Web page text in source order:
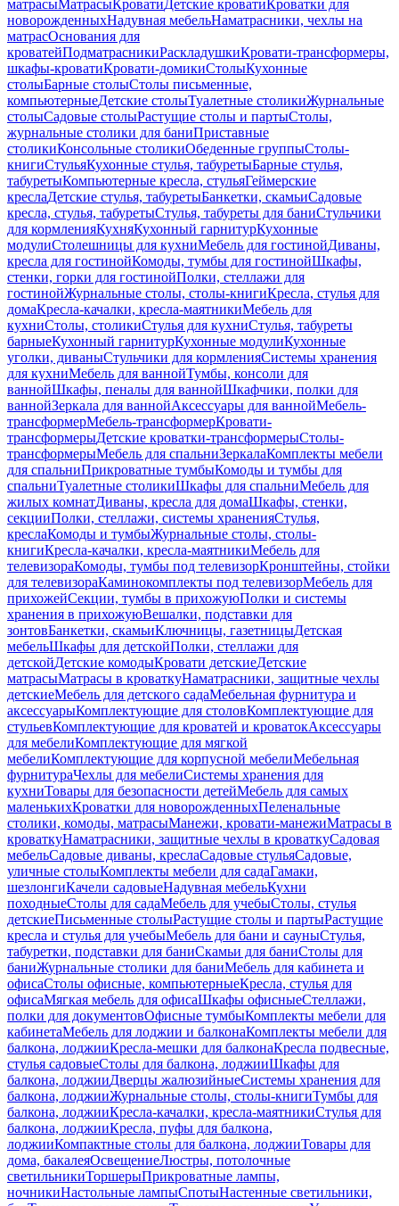
матрасыМатрасыКроватиДетские кроватиКроватки для
новорожденныхНадувная мебельНаматрасники, чехлы на
матрасОснования для
кроватейПодматрасникиРаскладушкиКровати-трансформеры,
шкафы-кроватиКровати-домикиСтолыКухонные
столыБарные столыСтолы письменные,
компьютерныеДетские столыТуалетные столикиЖурнальные
столыСадовые столыРастущие столы и партыСтолы,
журнальные столики для баниПриставные
столикиКонсольные столикиОбеденные группыСтолы-
книгиСтульяКухонные стулья, табуретыБарные стулья,
табуретыКомпьютерные кресла, стульяГеймерские
креслаДетские стулья, табуретыБанкетки, скамьиСадовые
кресла, стулья, табуретыСтулья, табуреты для баниСтульчики
для кормленияКухняКухонный гарнитурКухонные
модулиСтолешницы для кухниМебель для гостинойДиваны,
кресла для гостинойКомоды, тумбы для гостинойШкафы,
стенки, горки для гостинойПолки, стеллажи для
гостинойЖурнальные столы, столы-книгиКресла, стулья для
домаКресла-качалки, кресла-маятникиМебель для
кухниСтолы, столикиСтулья для кухниСтулья, табуреты
барныеКухонный гарнитурКухонные модулиКухонные
уголки, диваныСтульчики для кормленияСистемы хранения
для кухниМебель для ваннойТумбы, консоли для
ваннойШкафы, пеналы для ваннойШкафчики, полки для
ваннойЗеркала для ваннойАксессуары для ваннойМебель-
трансформерМебель-трансформерКровати-
трансформерыДетские кроватки-трансформерыСтолы-
трансформерыМебель для спальниЗеркалаКомплекты мебели
для спальниПрикроватные тумбыКомоды и тумбы для
спальниТуалетные столикиШкафы для спальниМебель для
жилых комнатДиваны, кресла для домаШкафы, стенки,
секцииПолки, стеллажи, системы храненияСтулья,
креслаКомоды и тумбыЖурнальные столы, столы-
книгиКресла-качалки, кресла-маятникиМебель для
телевизораКомоды, тумбы под телевизорКронштейны, стойки
для телевизораКаминокомплекты под телевизорМебель для
прихожейСекции, тумбы в прихожуюПолки и системы
хранения в прихожуюВешалки, подставки для
зонтовБанкетки, скамьиКлючницы, газетницыДетская
мебельШкафы для детскойПолки, стеллажи для
детскойДетские комодыКровати детскиеДетские
матрасыМатрасы в кроваткуНаматрасники, защитные чехлы
детскиеМебель для детского садаМебельная фурнитура и
аксессуарыКомплектующие для столовКомплектующие для
стульевКомплектующие для кроватей и кроватокАксессуары
для мебелиКомплектующие для мягкой
мебелиКомплектующие для корпусной мебелиМебельная
фурнитураЧехлы для мебелиСистемы хранения для
кухниТовары для безопасности детейМебель для самых
маленькихКроватки для новорожденныхПеленальные
столики, комоды, матрасыМанежи, кровати-манежиМатрасы в
кроваткуНаматрасники, защитные чехлы в кроваткуСадовая
мебельСадовые диваны, креслаСадовые стульяСадовые,
уличные столыКомплекты мебели для садаГамаки,
шезлонгиКачели садовыеНадувная мебельКухни
походныеСтолы для садаМебель для учебыСтолы, стулья
детскиеПисьменные столыРастущие столы и партыРастущие
кресла и стулья для учебыМебель для бани и сауныСтулья,
табуретки, подставки для баниСкамьи для баниСтолы для
баниЖурнальные столики для баниМебель для кабинета и
офисаСтолы офисные, компьютерныеКресла, стулья для
офисаМягкая мебель для офисаШкафы офисныеСтеллажи,
полки для документовОфисные тумбыКомплекты мебели для
кабинетаМебель для лоджии и балконаКомплекты мебели для
балкона, лоджииКресла-мешки для балконаКресла подвесные,
стулья садовыеСтолы для балкона, лоджииШкафы для
балкона, лоджииДверцы жалюзийныеСистемы хранения для
балкона, лоджииЖурнальные столы, столы-книгиТумбы для
балкона, лоджииКресла-качалки, кресла-маятникиСтулья для
балкона, лоджииКресла, пуфы для балкона,
лоджииКомпактные столы для балкона, лоджииТовары для
дома, бакалеяОсвещениеЛюстры, потолочные
светильникиТоршерыПрикроватные лампы,
ночникиНастольные лампыСпотыНастенные светильники,